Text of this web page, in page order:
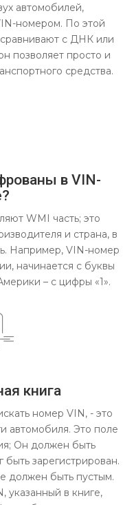
автомобилей,
номером. По этой
с ДНК или
позволяет просто и
средства.
в VIN-
WMI часть; это
и страна, в
Например, VIN-номер
начинается с буквы
– с цифры «1».
книга
номер VIN, - это
автомобиля. Это поле
Он должен быть
зарегистрирован.
должен быть пустым.
указанный в книге,